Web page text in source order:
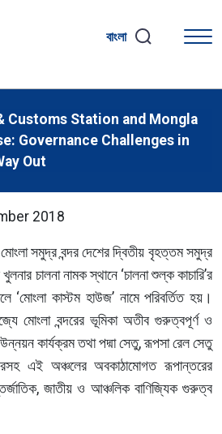
বাংলা
Customs Station and Mongla
Governance Challenges in
Out
2018
সমুদ্র বন্দর দেশের দ্বিতীয় বৃহত্তম সমুদ্র
চালনা নামক স্থানে ‘চালনা শুল্ক কাচারি’র
কাস্টম হাউজ’ নামে পরিবর্তিত হয়।
মোংলা বন্দরের ভূমিকা অতীব গুরুত্বপূর্ণ ও
কার্যক্রম তথা পদ্মা সেতু, রূপসা রেল সেতু
এই অঞ্চলের অবকাঠামোগত রূপান্তরের
জাতীয় ও আঞ্চলিক বাণিজ্যিক গুরুত্ব